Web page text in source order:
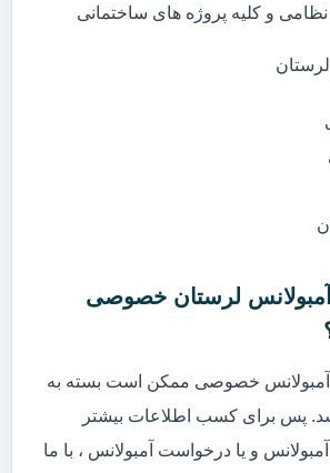
و کلیه پروژه های ساختمانی
لرستان
آمبولانس لرستان خصوصی
آمبولانس خصوصی ممکن است بسته به
پس برای کسب اطلاعات بیشتر
آمبولانس و یا درخواست آمبولانس ، با ما